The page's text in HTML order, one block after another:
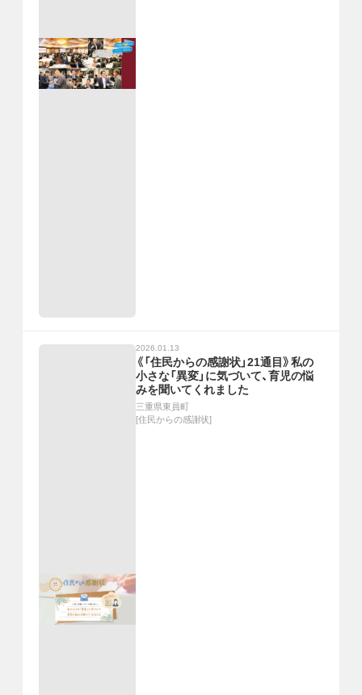
2026.01.13
《「住民からの感謝状」21通目》私の
小さな「異変」に気づいて、育児の悩
みを聞いてくれました
三重県東員町
[住民からの感謝状]